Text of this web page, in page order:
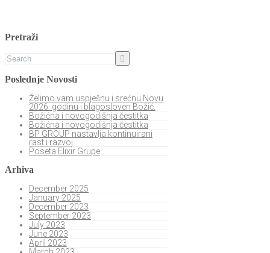
Pretraži
Poslednje Novosti
Želimo vam uspješnu i srećnu Novu
2026. godinu i blagosloven Božić.
Božićna i novogodišnja čestitka
Božićna i novogodišnja čestitka
BP GROUP nastavlja kontinuirani
rast i razvoj
Poseta Elixir Grupe
Arhiva
December 2025
January 2025
December 2023
September 2023
July 2023
June 2023
April 2023